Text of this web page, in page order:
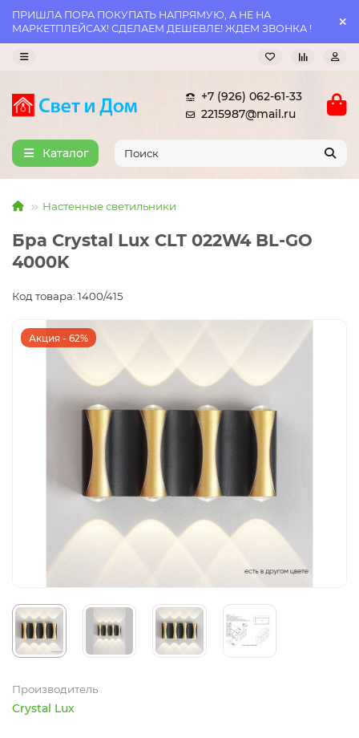
ПРИШЛА ПОРА ПОКУПАТЬ НАПРЯМУЮ, А НЕ НА
МАРКЕТПЛЕЙСАХ! СДЕЛАЕМ ДЕШЕВЛЕ! ЖДЕМ ЗВОНКА !
+7 (926) 062-61-33
2215987@mail.ru
Каталог
Настенные светильники
Бра Crystal Lux CLT 022W4 BL-GO
4000K
Код товара: 1400/415
Акция - 62%
Производитель
Crystal Lux